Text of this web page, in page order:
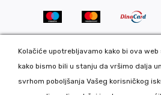
Kolačiće upotrebljavamo kako bi ova
kako bismo bili u stanju da vršimo dalja
svrhom poboljšanja Vašeg korisničkog